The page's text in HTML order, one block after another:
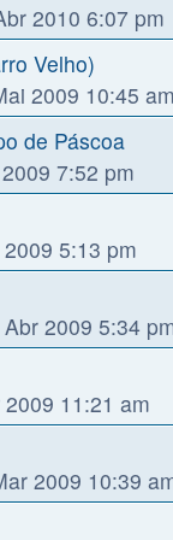
2010 6:07 pm
Velho)
2009 10:45 am
de Páscoa
7:52 pm
5:13 pm
2009 5:34
11:21 am
2009 10:39